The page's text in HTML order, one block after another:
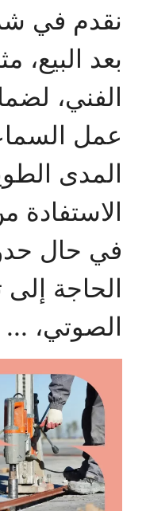
نقدم في
بعد البيع،
الفني،
عمل
المدى
الاستفادة
في حال
الحاجة
الصوتي، ...